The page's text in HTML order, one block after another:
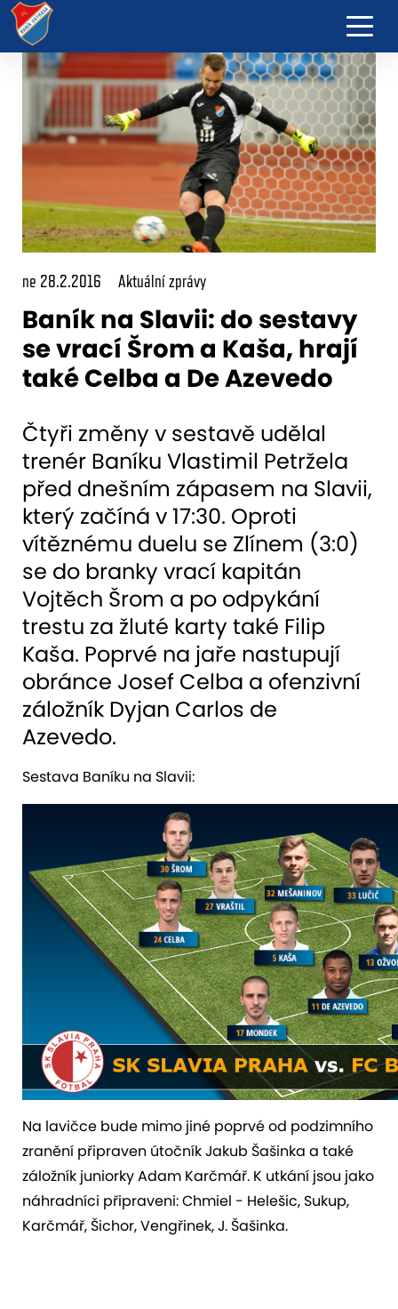
ne 28.2.2016 Aktuální zprávy
Baník na Slavii: do sestavy
se vrací Šrom a Kaša, hrají
také Celba a De Azevedo
Čtyři změny v sestavě udělal
trenér Baníku Vlastimil Petržela
před dnešním zápasem na Slavii,
který začíná v 17:30. Oproti
vítěznému duelu se Zlínem (3:0)
se do branky vrací kapitán
Vojtěch Šrom a po odpykání
trestu za žluté karty také Filip
Kaša. Poprvé na jaře nastupují
obránce Josef Celba a ofenzivní
záložník Dyjan Carlos de
Azevedo.
Sestava Baníku na Slavii:
Na lavičce bude mimo jiné poprvé od podzimního
zranění připraven útočník Jakub Šašinka a také
záložník juniorky Adam Karčmář. K utkání jsou jako
náhradníci připraveni: Chmiel - Helešic, Sukup,
Karčmář, Šichor, Vengřinek, J. Šašinka.